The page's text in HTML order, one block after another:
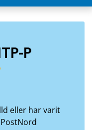
P
eller har varit